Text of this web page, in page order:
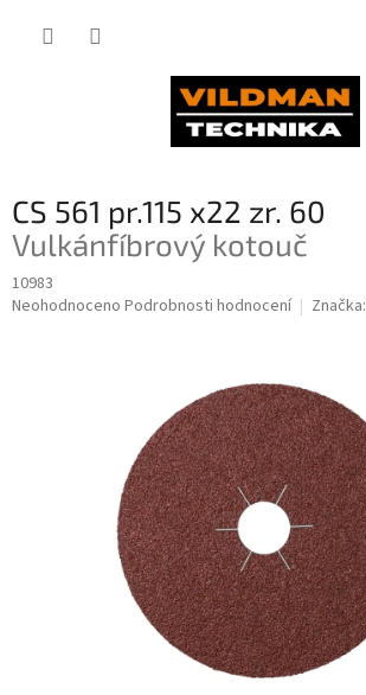
CS 561 pr.115 x22 zr. 60
Vulkánfíbrový kotouč
10983
Průměrné
Neohodnoceno Podrobnosti hodnocení Značka: